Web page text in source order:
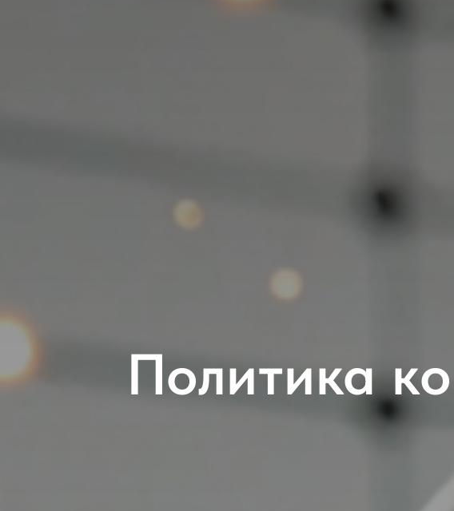
Политика